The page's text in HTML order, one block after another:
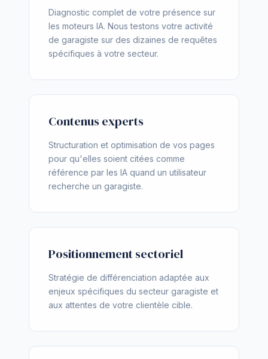
Diagnostic complet de votre présence sur
les moteurs IA. Nous testons votre activité
de garagiste sur des dizaines de requêtes
spécifiques à votre secteur.
Contenus experts
Structuration et optimisation de vos pages
pour qu'elles soient citées comme
référence par les IA quand un utilisateur
recherche un garagiste.
Positionnement sectoriel
Stratégie de différenciation adaptée aux
enjeux spécifiques du secteur garagiste et
aux attentes de votre clientèle cible.